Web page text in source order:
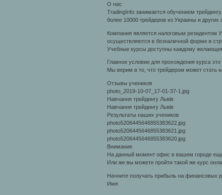
О нас
TradingInfo занимается обучением
более 10000 трейдеров из Украины и других
Компания является налоговым
осуществляются в безналичной форме в
Учебные курсы доступны каждому
Главное условие для прохождения курса
Мы верим в то, что трейдером может стать
Отзывы учеников
photo_2019-10-07_17-01-37-1.jpg
Навчання трейдингу Львів
Навчання трейдингу Львів
Результаты наших учеников
photo5206445646855383622.jpg
photo5206445646855383621.jpg
photo5206445646855383620.jpg
Внимание
На данный момент офис в вашем городе
Или же вы можете пройти такой же курс
Начните получать прибыль на финансовых
Имя